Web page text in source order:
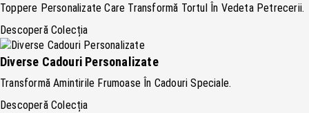
Toppere Personalizate Care Transformă Tortul În Vedeta Petrecerii.
Descoperă Colecția
Diverse Cadouri Personalizate
Transformă Amintirile Frumoase În Cadouri Speciale.
Descoperă Colecția